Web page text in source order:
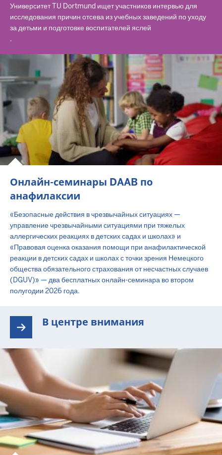
Университет TU Dortmund ищет участников интервью для
исследования причин отсева из учебных заведений по уходу
за детьми и подготовке воспитателей яслей
.
Онлайн-семинары DAAB по
анафилаксии
«Безопасные действия в чрезвычайных ситуациях —
управление чрезвычайными ситуациями при тяжелых
аллергических реакциях в детских садах и школах» и
«Правовая оценка оказания помощи при анафилактической
реакции в детских садах и школах с точки зрения Немецкого
общества обязательного страхования от несчастных случаев
(DGUV)» — два бесплатных онлайн-семинара во втором
полугодии 2026 года.
В центре внимания